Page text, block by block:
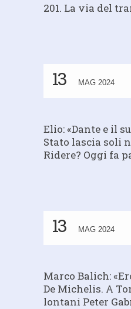
201. La via del
13 MAG 2024
Elio: «Dante e il
Stato lascia soli
Ridere? Oggi fa
13 MAG 2024
Marco Balich:
De Michelis. A
lontani Peter